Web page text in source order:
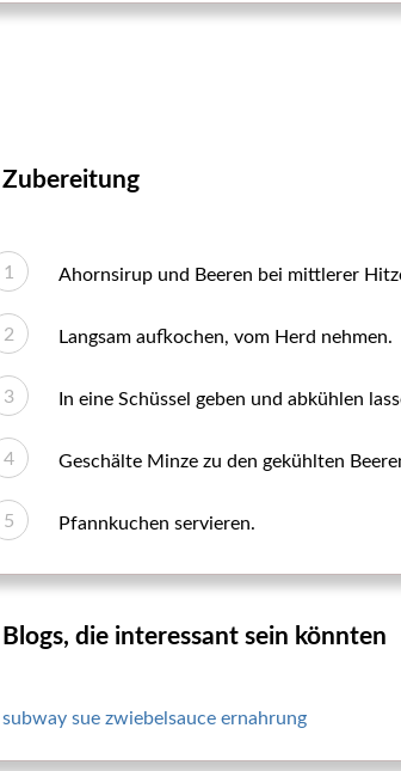
Zubereitung
Ahornsirup und Beeren bei mittlerer
Langsam aufkochen, vom Herd nehmen.
In eine Schüssel geben und abkühlen
Geschälte Minze zu den gekühlten
Pfannkuchen servieren.
Blogs, die interessant sein könnten
subway sue zwiebelsauce ernahrung